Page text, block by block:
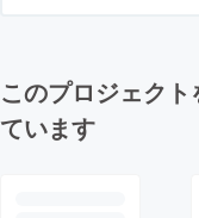
このプロジェク
ています